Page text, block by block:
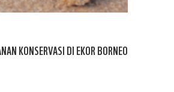
KONSERVASI DI EKOR BORNEO